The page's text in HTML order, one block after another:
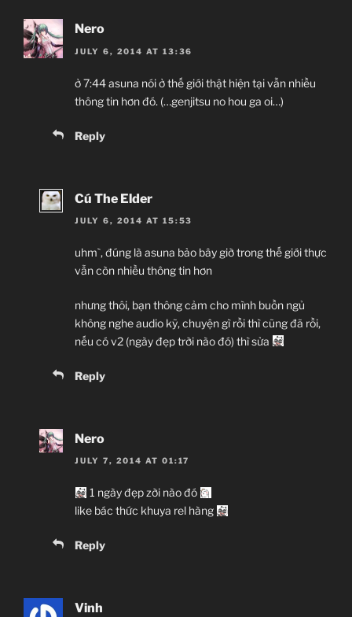
Nero
JULY 6, 2014 AT 13:36
ở 7:44 asuna nói ở thế giới thật hiện tại vẫn nhiều
thông tin hơn đó. (…genjitsu no hou ga oi…)
Reply
Cú The Elder
JULY 6, 2014 AT 15:53
uhm`, đúng là asuna bảo bây giờ trong thế giới thực
vẫn còn nhiều thông tin hơn
nhưng thôi, bạn thông cảm cho mình buồn ngủ
không nghe audio kỹ, chuyện gì rồi thì cũng đã rồi,
nếu có v2 (ngày đẹp trời nào đó) thì sửa
Reply
Nero
JULY 7, 2014 AT 01:17
1 ngày đẹp zời nào đó
like bác thức khuya rel hàng
Reply
Vinh